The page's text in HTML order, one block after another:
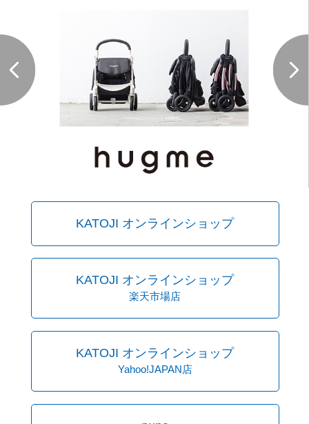
KATOJI オンラインショップ
KATOJI オンラインショップ
楽天市場店
KATOJI オンラインショップ
Yahoo!JAPAN店